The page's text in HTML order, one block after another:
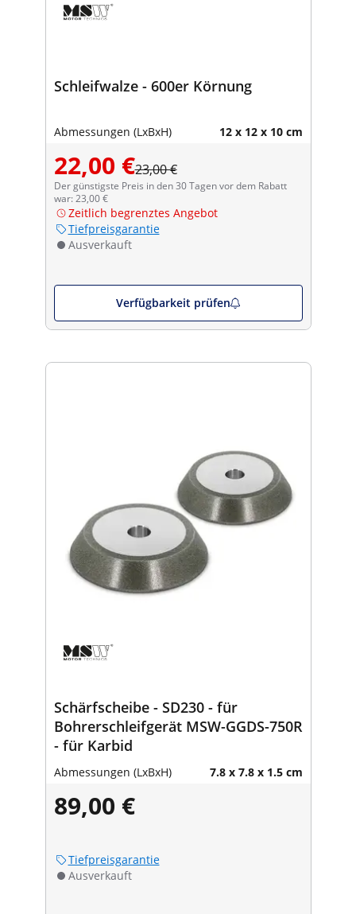
Schleifwalze - 600er Körnung
Abmessungen (LxBxH) 12 x 12 x 10 cm
22,00 €23,00 €
Der günstigste Preis in den 30 Tagen vor dem Rabatt
war: 23,00 €
Zeitlich begrenztes Angebot
Tiefpreisgarantie
Ausverkauft
Verfügbarkeit prüfen
Schärfscheibe - SD230 - für
Bohrerschleifgerät MSW-GGDS-750R
- für Karbid
Abmessungen (LxBxH) 7.8 x 7.8 x 1.5 cm
89,00 €
Tiefpreisgarantie
Ausverkauft